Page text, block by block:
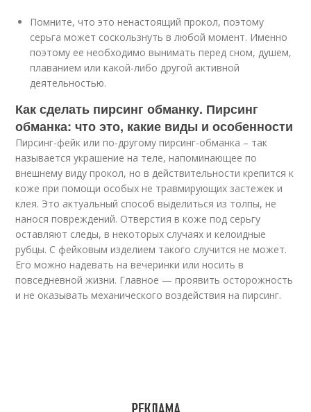
Помните, что это ненастоящий прокол, поэтому
серьга может соскользнуть в любой момент. Именно
поэтому ее необходимо вынимать перед сном, душем,
плаванием или какой-либо другой активной
деятельностью.
Как сделать пирсинг обманку. Пирсинг
обманка: что это, какие виды и особенности
Пирсинг-фейк или по-другому пирсинг-обманка – так
называется украшение на теле, напоминающее по
внешнему виду прокол, но в действительности крепится к
коже при помощи особых не травмирующих застежек и
клея. Это актуальный способ выделиться из толпы, не
нанося повреждений. Отверстия в коже под серьгу
оставляют следы, в некоторых случаях и келоидные
рубцы. С фейковым изделием такого случится не может.
Его можно надевать на вечеринки или носить в
повседневной жизни. Главное — проявить осторожность
и не оказывать механического воздействия на пирсинг.